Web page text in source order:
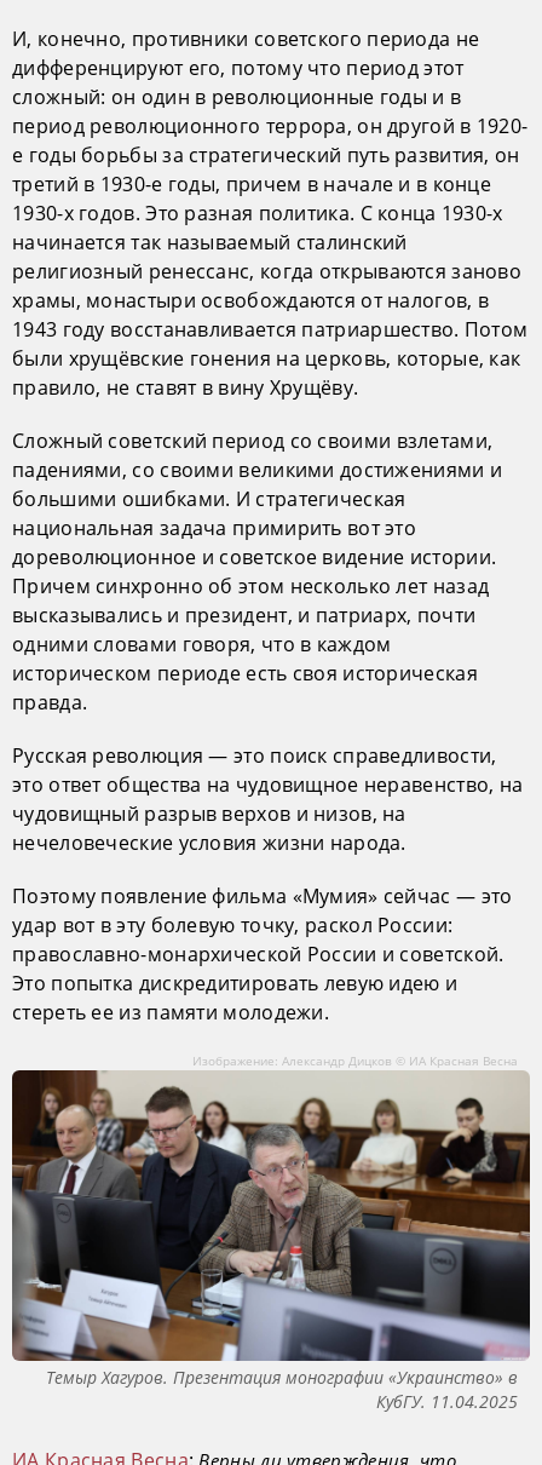
И, конечно, противники советского периода не
дифференцируют его, потому что период этот
сложный: он один в революционные годы и в
период революционного террора, он другой в 1920-
е годы борьбы за стратегический путь развития, он
третий в 1930-е годы, причем в начале и в конце
1930-х годов. Это разная политика. С конца 1930-х
начинается так называемый сталинский
религиозный ренессанс, когда открываются заново
храмы, монастыри освобождаются от налогов, в
1943 году восстанавливается патриаршество. Потом
были хрущёвские гонения на церковь, которые, как
правило, не ставят в вину Хрущёву.
Сложный советский период со своими взлетами,
падениями, со своими великими достижениями и
большими ошибками. И стратегическая
национальная задача примирить вот это
дореволюционное и советское видение истории.
Причем синхронно об этом несколько лет назад
высказывались и президент, и патриарх, почти
одними словами говоря, что в каждом
историческом периоде есть своя историческая
правда.
Русская революция — это поиск справедливости,
это ответ общества на чудовищное неравенство, на
чудовищный разрыв верхов и низов, на
нечеловеческие условия жизни народа.
Поэтому появление фильма «Мумия» сейчас — это
удар вот в эту болевую точку, раскол России:
православно-монархической России и советской.
Это попытка дискредитировать левую идею и
стереть ее из памяти молодежи.
Изображение: Александр Дицков © ИА Красная Весна
Темыр Хагуров. Презентация монографии «Украинство» в
КубГУ. 11.04.2025